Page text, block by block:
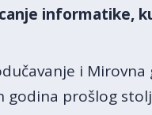
informatike,
i
godina prošlog